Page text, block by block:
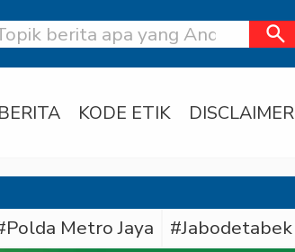
search
KODE ETIK DISCLAIMER
Metro Jaya #Jabodetabek